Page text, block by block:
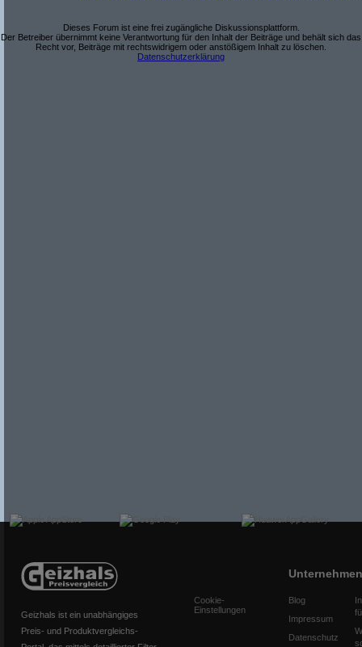
Dieses Forum ist eine frei zugängliche Diskussionsplattform.
Der Betreiber übernimmt keine Verantwortung für den Inhalt der Beiträge und behält sich das
Recht vor, Beiträge mit rechtswidrigem oder anstößigem Inhalt zu löschen.
Datenschutzerklärung
Geizhals ist ein unabhängiges
Preis- und Produktvergleichs-
Cookie-
Einstellungen
Unternehmen
Blog
Impressum
Datenschutz